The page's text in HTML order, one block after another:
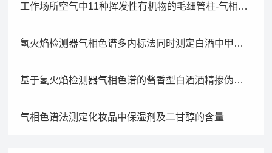
工作场所空气中11种挥发性有机物的毛细管柱-气相色谱同时测定法
氢火焰检测器气相色谱多内标法同时测定白酒中甲醇、酯类及其酸类含量
基于氢火焰检测器气相色谱的酱香型白酒酒精掺伪鉴别技术研究
气相色谱法测定化妆品中保湿剂及二甘醇的含量